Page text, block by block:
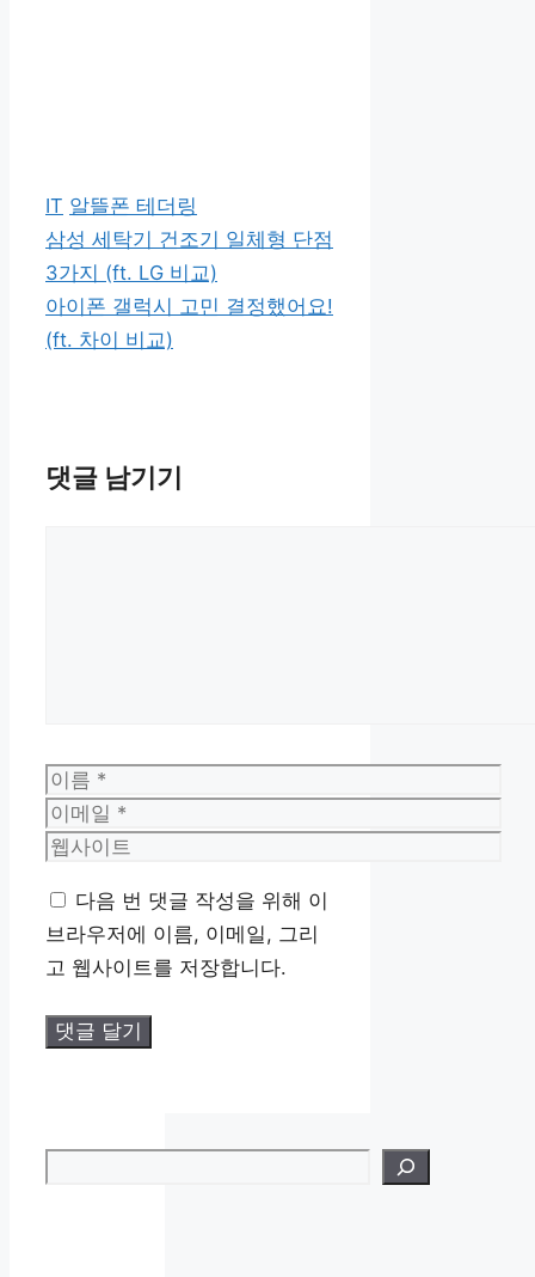
카
테
고
리
IT 태
그
알뜰폰 테더링
삼성 세탁기 건조기 일체형 단점
3가지 (ft. LG 비교)
아이폰 갤럭시 고민 결정했어요!
(ft. 차이 비교)
댓글 남기기
이
름
이
메
웹
이
트
다음 번 댓글 작성을 위해 이
브라우저에 이름, 이메일, 그리
고 웹사이트를 저장합니다.